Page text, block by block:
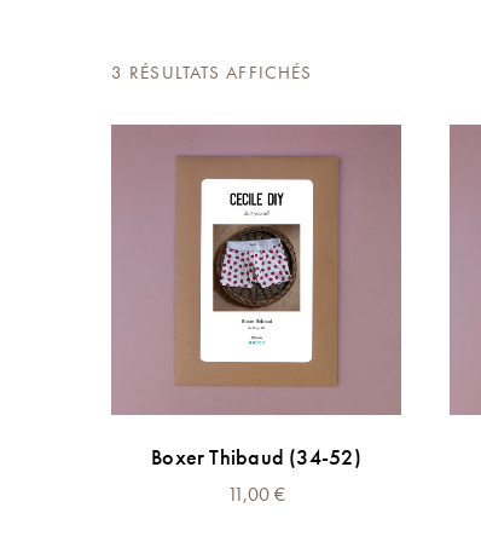
3 RÉSULTATS AFFICHÉS
PLUS
RÉCENT
AU
Boxer Thibaud (34-52)
11,00€